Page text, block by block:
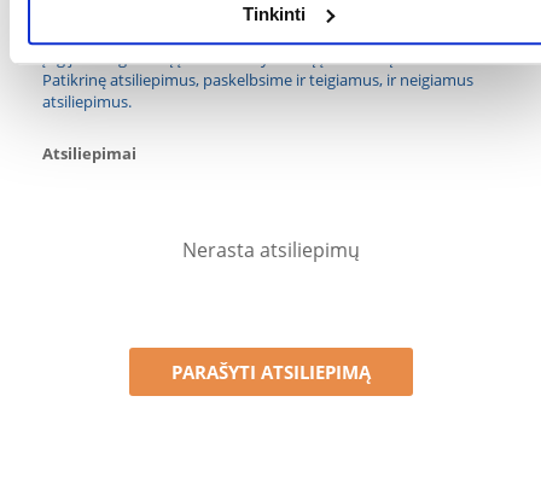
Tinkinti
įsigijo. Žvaigždučių įvertinimas yra visų įvertinimų vidurkis.
Patikrinę atsiliepimus, paskelbsime ir teigiamus, ir neigiamus
atsiliepimus.
Atsiliepimai
Nerasta atsiliepimų
PARAŠYTI ATSILIEPIMĄ